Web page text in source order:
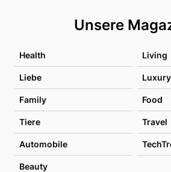
Unsere
Health Living
Liebe Luxury
Family Food
Tiere Travel
Automobile
Beauty